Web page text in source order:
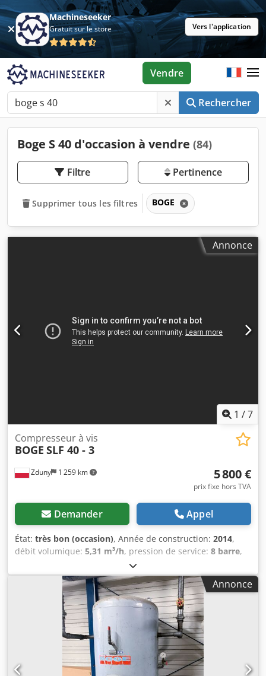
Machineseeker
Gratuit sur le store Vers l'application
Rechercher
Vendre
Boge S 40 d'occasion à vendre (84)
Filtre Pertinence
Supprimer tous les filtres BOGE
Annonce
1 /7
Zduny 1 259 km
Compresseur à vis
BOGE SLF 40 - 3
5 800 €
prix fixe hors TVA
Demander Appel
État: très bon (occasion), Année de construction: 2014,
débit volumique: 5,31 m³/h, pression de service: 8 barre,
Compresseur à vis BOGE SLF 40-3 À vitesse variable
(variateur de fréquence) Moteur 30 kW Cjdpfx Aewrikiolyerf
Débit 5,31 m3/min Pression 8 BAR Année de fabrication :
2014 Heures de service : 13 273 COMPRESSEUR
ENTIÈREMENT FONCTIONNEL.
Annonce